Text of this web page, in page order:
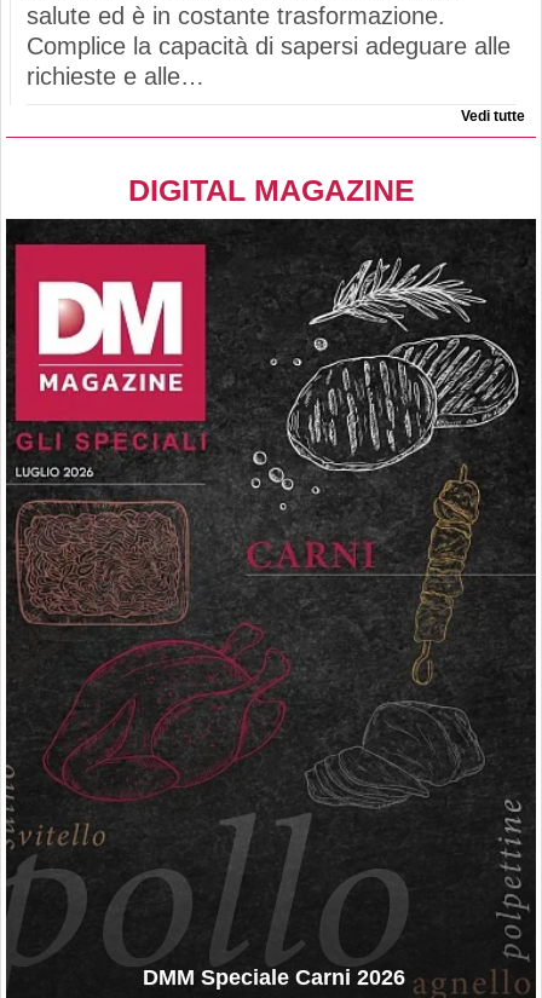
salute ed è in costante trasformazione.
Complice la capacità di sapersi adeguare alle
richieste e alle…
Vedi tutte
DIGITAL MAGAZINE
DMM Speciale Carni 2026